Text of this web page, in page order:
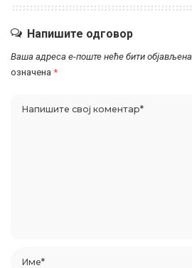
Напишите одговор
Ваша адреса е-поште неће бити објављена.
означена *